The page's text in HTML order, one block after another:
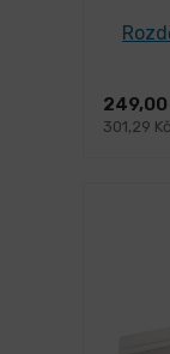
249,00
301,29